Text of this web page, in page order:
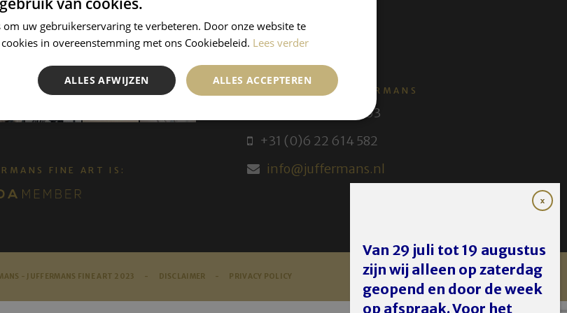
FINE ART IS:
KUNSTHANDEL JUFFERMANS
+31 (0) 30 231 14 63
+31 (0)6 22 614 582
info@juffermans.nl
- JUFFERMANS FINE ART 2023 - DISCLAIMER - PRIVACY POLICY
Van 29 juli tot 19 augustus
zijn wij alleen op zaterdag
geopend en door de week
op afspraak. Voor het
uw gebruikerservaring te verbeteren. Door onze website te
in overeenstemming met ons Cookiebeleid. Lees verder
ALLES ACCEPTEREN
ALLES AFWIJZEN